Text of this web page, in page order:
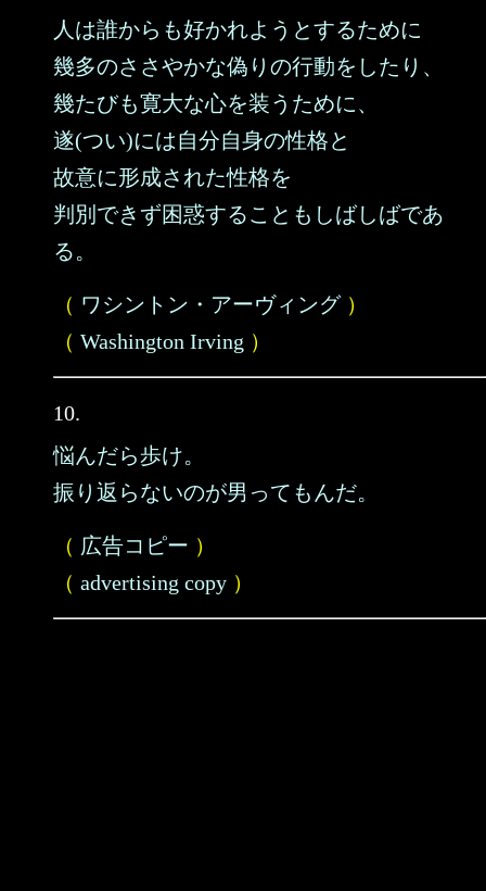
人は誰からも好かれようとするために
幾多のささやかな偽りの行動をしたり、
幾たびも寛大な心を装うために、
遂(つい)には自分自身の性格と
故意に形成された性格を
判別できず困惑することもしばしばであ
る。
（ ワシントン・アーヴィング）
（ Washington Irving ）
10.
悩んだら歩け。
振り返らないのが男ってもんだ。
（ 広告コピー ）
（ advertising copy ）